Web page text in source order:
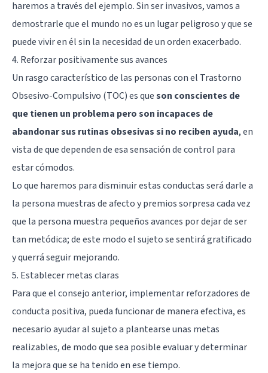
haremos a través del ejemplo. Sin ser invasivos, vamos a
demostrarle que el mundo no es un lugar peligroso y que se
puede vivir en él sin la necesidad de un orden exacerbado.
4. Reforzar positivamente sus avances
Un rasgo característico de las personas con el Trastorno
Obsesivo-Compulsivo (TOC) es queson conscientes de
que tienen un problema pero son incapaces de
abandonar sus rutinas obsesivas si no reciben ayuda, en
vista de que dependen de esa sensación de control para
estar cómodos.
Lo que haremos para disminuir estas conductas será darle a
la persona muestras de afecto y premios sorpresa cada vez
que la persona muestra pequeños avances por dejar de ser
tan metódica; de este modo el sujeto se sentirá gratificado
y querrá seguir mejorando.
5. Establecer metas claras
Para que el consejo anterior, implementar reforzadores de
conducta positiva, pueda funcionar de manera efectiva, es
necesario ayudar al sujeto a plantearse unas metas
realizables, de modo que sea posible evaluar y determinar
la mejora que se ha tenido en ese tiempo.